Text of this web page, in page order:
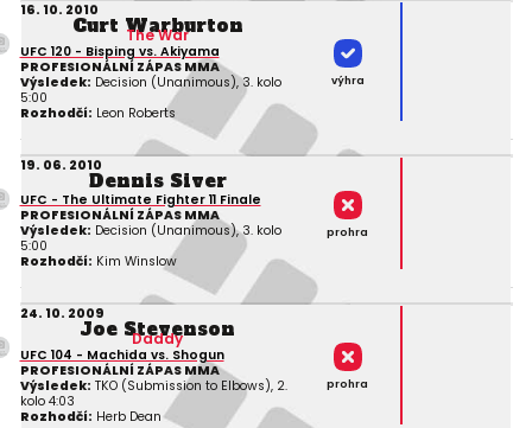
16. 10. 2010
Curt Warburton
The War
UFC 120 - Bisping vs. Akiyama
PROFESIONÁLNÍ ZÁPAS MMA
Výsledek: Decision (Unanimous), 3. kolo
5:00
Rozhodčí: Leon Roberts
výhra
19. 06. 2010
Dennis Siver
UFC - The Ultimate Fighter 11 Finale
PROFESIONÁLNÍ ZÁPAS MMA
Výsledek: Decision (Unanimous), 3. kolo
5:00
Rozhodčí: Kim Winslow
prohra
24. 10. 2009
Joe Stevenson
Daddy
UFC 104 - Machida vs. Shogun
PROFESIONÁLNÍ ZÁPAS MMA
Výsledek: TKO (Submission to Elbows), 2.
kolo 4:03
Rozhodčí: Herb Dean
prohra